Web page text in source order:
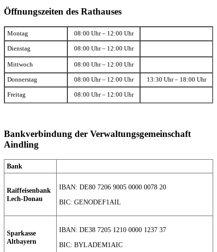
Öffnungszeiten des Rathauses
Montag 08:00 Uhr – 12:00 Uhr
Dienstag 08:00 Uhr – 12:00 Uhr
Mittwoch 08:00 Uhr – 12:00 Uhr
Donnerstag 08:00 Uhr – 12:00 Uhr 13:30 Uhr – 18:00 Uhr
Freitag 08:00 Uhr – 12:00 Uhr
Bankverbindung der Verwaltungsgemeinschaft
Aindling
Bank
Raiffeisenbank
Lech-Donau
IBAN: DE80 7206 9005 0000 0078 20
BIC: GENODEF1AIL
Sparkasse
Altbayern
IBAN: DE38 7205 1210 0000 1237 37
BIC: BYLADEM1AIC